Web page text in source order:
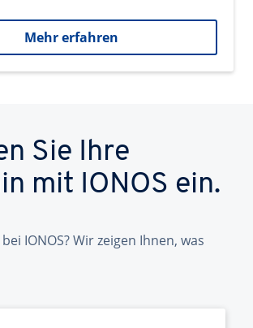
Mehr erfahren
Sie Ihre
mit IONOS ein.
IONOS? Wir zeigen Ihnen, was